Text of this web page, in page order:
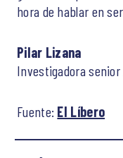
hora de hablar en
Pilar Lizana
Investigadora senior
Fuente: El Líbero